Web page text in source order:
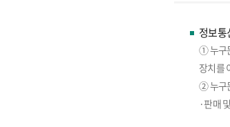
정보통
① 누구
장치를
② 누구
·판매